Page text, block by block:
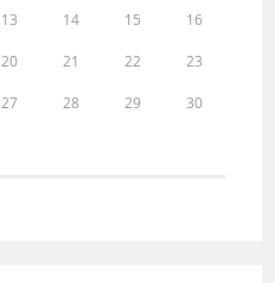
13 14 15 16
20 21 22 23
27 28 29 30